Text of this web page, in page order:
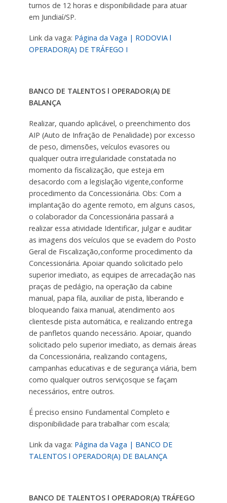
turnos de 12 horas e disponibilidade para atuar
em Jundiaí/SP.
Link da vaga: Página da Vaga | RODOVIA l
OPERADOR(A) DE TRÁFEGO I
BANCO DE TALENTOS l OPERADOR(A) DE
BALANÇA
Realizar, quando aplicável, o preenchimento dos
AIP (Auto de Infração de Penalidade) por excesso
de peso, dimensões, veículos evasores ou
qualquer outra irregularidade constatada no
momento da fiscalização, que esteja em
desacordo com a legislação vigente,conforme
procedimento da Concessionária. Obs: Com a
implantação do agente remoto, em alguns casos,
o colaborador da Concessionária passará a
realizar essa atividade Identificar, julgar e auditar
as imagens dos veículos que se evadem do Posto
Geral de Fiscalização,conforme procedimento da
Concessionária. Apoiar quando solicitado pelo
superior imediato, as equipes de arrecadação nas
praças de pedágio, na operação da cabine
manual, papa fila, auxiliar de pista, liberando e
bloqueando faixa manual, atendimento aos
clientesde pista automática, e realizando entrega
de panfletos quando necessário. Apoiar, quando
solicitado pelo superior imediato, as demais áreas
da Concessionária, realizando contagens,
campanhas educativas e de segurança viária, bem
como qualquer outros serviçosque se façam
necessários, entre outros.
É preciso ensino Fundamental Completo e
disponibilidade para trabalhar com escala;
Link da vaga: Página da Vaga | BANCO DE
TALENTOS l OPERADOR(A) DE BALANÇA
BANCO DE TALENTOS l OPERADOR(A) TRÁFEGO